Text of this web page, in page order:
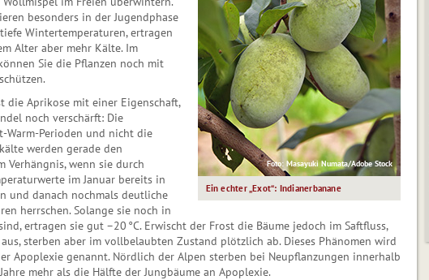
Foto: Masayuki Numata/Adobe Stock
Ein echter „Exot“: Indianerbanane
besonders in der Jugendphase
Wintertemperaturen, ertragen
Alter aber mehr Kälte. Im
Sie die Pflanzen noch mit
die Aprikose mit einer Eigenschaft,
noch verschärft: Die
Warm-Perioden und nicht die
werden gerade den
Verhängnis, wenn sie durch
im Januar bereits in
und danach nochmals deutliche
herrschen. Solange sie noch in
ertragen sie gut –20 °C. Er­wischt der Frost die Bäume jedoch im Saftfluss,
sterben aber im vollbelaubten Zustand plötzlich ab. Dieses Phänomen wird
Apoplexie genannt. Nördlich der Alpen sterben bei Neupflanzungen innerhalb
mehr als die Hälfte der Jungbäume an Apoplexie.